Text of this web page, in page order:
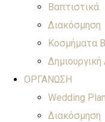
Βαπτιστικά
Διακόσμηση
Κοσμήματα
ΟΡΓΑΝΩΣΗ
Wedding
Διακόσμηση